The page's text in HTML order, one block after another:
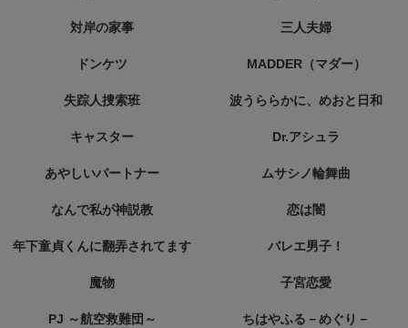
対岸の家事 三人夫婦
ドンケツ MADDER（マダー）
失踪人捜索班 波うららかに、めおと日和
キャスター Dr.アシュラ
あやしいパートナー ムサシノ輪舞曲
なんで私が神説教 恋は闇
年下童貞くんに翻弄されてます バレエ男子！
魔物 子宮恋愛
PJ ～航空救難団～ ちはやふる－めぐり－